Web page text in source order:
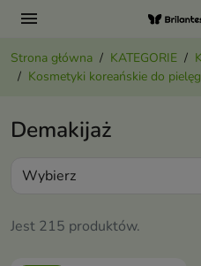
menu
Strona główna KATEGORIE
Kosmetyki koreańskie do
Demakijaż
Jest 215 produktów.
Wybierz